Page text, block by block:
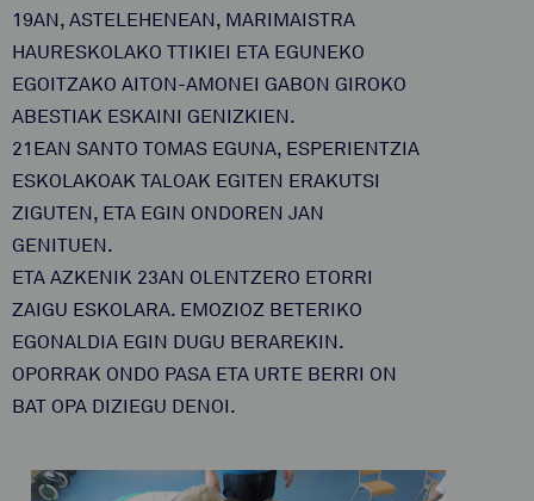
19AN, ASTELEHENEAN, MARIMAISTRA
HAURESKOLAKO TTIKIEI ETA EGUNEKO
EGOITZAKO AITON-AMONEI GABON GIROKO
ABESTIAK ESKAINI GENIZKIEN.
21EAN SANTO TOMAS EGUNA, ESPERIENTZIA
ESKOLAKOAK TALOAK EGITEN ERAKUTSI
ZIGUTEN, ETA EGIN ONDOREN JAN
GENITUEN.
ETA AZKENIK 23AN OLENTZERO ETORRI
ZAIGU ESKOLARA. EMOZIOZ BETERIKO
EGONALDIA EGIN DUGU BERAREKIN.
OPORRAK ONDO PASA ETA URTE BERRI ON
BAT OPA DIZIEGU DENOI.